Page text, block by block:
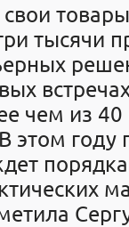
свои
тысячи
чем из 40
В этом году
порядка